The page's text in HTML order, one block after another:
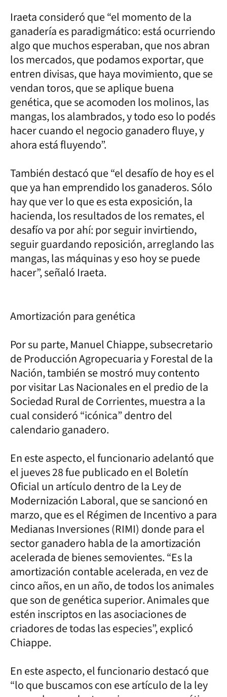
Iraeta consideró que “el momento de la
ganadería es paradigmático: está ocurriendo
algo que muchos esperaban, que nos abran
los mercados, que podamos exportar, que
entren divisas, que haya movimiento, que se
vendan toros, que se aplique buena
genética, que se acomoden los molinos, las
mangas, los alambrados, y todo eso lo podés
hacer cuando el negocio ganadero fluye, y
ahora está fluyendo”.
También destacó que “el desafío de hoy es el
que ya han emprendido los ganaderos. Sólo
hay que ver lo que es esta exposición, la
hacienda, los resultados de los remates, el
desafío va por ahí: por seguir invirtiendo,
seguir guardando reposición, arreglando las
mangas, las máquinas y eso hoy se puede
hacer”, señaló Iraeta.
Amortización para genética
Por su parte, Manuel Chiappe, subsecretario
de Producción Agropecuaria y Forestal de la
Nación, también se mostró muy contento
por visitar Las Nacionales en el predio de la
Sociedad Rural de Corrientes, muestra a la
cual consideró “icónica” dentro del
calendario ganadero.
En este aspecto, el funcionario adelantó que
el jueves 28 fue publicado en el Boletín
Oficial un artículo dentro de la Ley de
Modernización Laboral, que se sancionó en
marzo, que es el Régimen de Incentivo a para
Medianas Inversiones (RIMI) donde para el
sector ganadero habla de la amortización
acelerada de bienes semovientes. “Es la
amortización contable acelerada, en vez de
cinco años, en un año, de todos los animales
que son de genética superior. Animales que
estén inscriptos en las asociaciones de
criadores de todas las especies”, explicó
Chiappe.
En este aspecto, el funcionario destacó que
“lo que buscamos con ese artículo de la ley